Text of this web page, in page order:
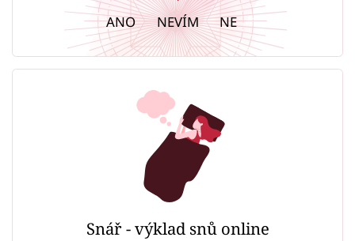
ANO NEVÍM NE
Snář - výklad snů online